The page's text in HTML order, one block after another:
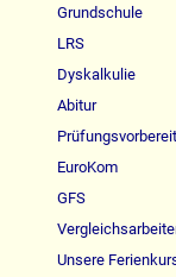
Grundschule
LRS
Dyskalkulie
Abitur
EuroKom
GFS
Unsere